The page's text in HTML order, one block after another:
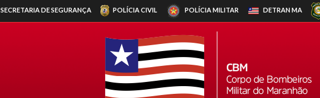
SECRETARIA DE SEGURANÇA POLÍCIA CIVIL POLÍCIA MILITAR DETRANMA